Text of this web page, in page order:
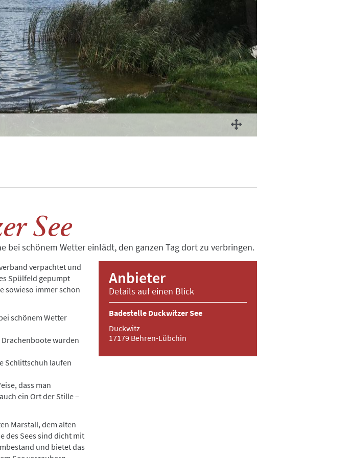
See
bei schönem Wetter einlädt, den ganzen Tag dort zu verbringen.
verpachtet und
Spülfeld gepumpt
sowieso immer schon
schönem Wetter
Drachenboote wurden
Schlittschuh laufen
dass man
ein Ort der Stille –
Marstall, dem alten
des Sees sind dicht mit
und bietet das
Anbieter
Details auf einen Blick
Badestelle Duckwitzer See
Duckwitz
17179 Behren-Lübchin